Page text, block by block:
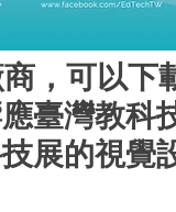
，可以下
臺灣教科
展的視覺